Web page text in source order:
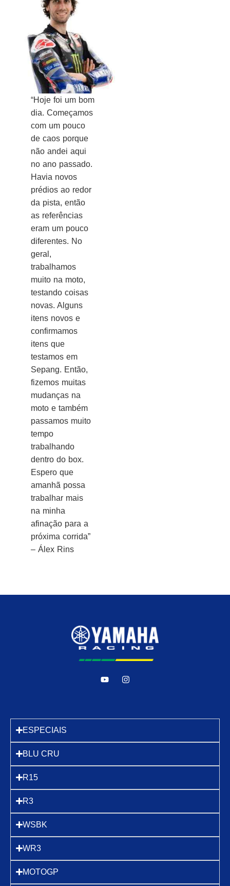
“Hoje foi um bom
dia. Começamos
com um pouco
de caos porque
não andei aqui
no ano passado.
Havia novos
prédios ao redor
da pista, então
as referências
eram um pouco
diferentes. No
geral,
trabalhamos
muito na moto,
testando coisas
novas. Alguns
itens novos e
confirmamos
itens que
testamos em
Sepang. Então,
fizemos muitas
mudanças na
moto e também
passamos muito
tempo
trabalhando
dentro do box.
Espero que
amanhã possa
trabalhar mais
na minha
afinação para a
próxima corrida”
– Álex Rins
ESPECIAIS
BLU CRU
R15
R3
WSBK
WR3
MOTOGP